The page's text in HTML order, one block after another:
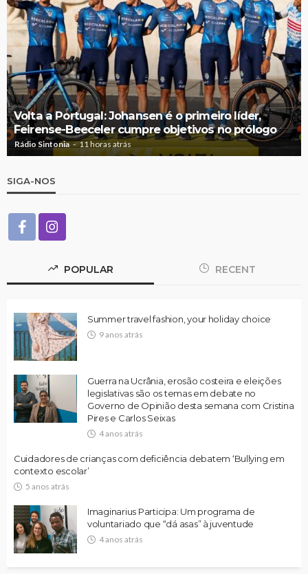
Volta a Portugal: Johansen é o primeiro líder,
Feirense-Beeceler cumpre objetivos no prólogo
Rádio Sintonia 11 horas atrás
SIGA-NOS
POPULAR RECENT
Summer travel fashion, your holiday choice
9 anos atrás
Guerra na Ucrânia, erosão costeira e eleições
legislativas são os temas em debate no
Governo de Opinião desta semana com Cristina
Pires e Carlos Seixas
4 anos atrás
Cuidadores de crianças com deficiência debatem ‘Bullying em
contexto escolar’
5 anos atrás
Imaginarius Participa: Um programa de
voluntariado que “dá asas” à juventude
4 anos atrás